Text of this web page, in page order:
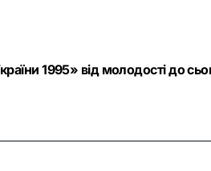
1995» від молодості до